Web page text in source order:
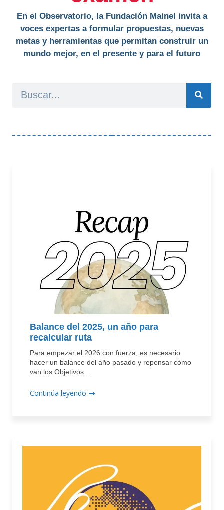
En el Observatorio, la Fundación Mainel invita a
voces expertas a formular propuestas, nuevas
metas y herramientas que permitan construir un
mundo mejor, en el presente y para el futuro
Balance del 2025, un año para
recalcular ruta
Para empezar el 2026 con fuerza, es necesario
hacer un balance del año pasado y repensar cómo
van los Objetivos...
Continúa leyendo